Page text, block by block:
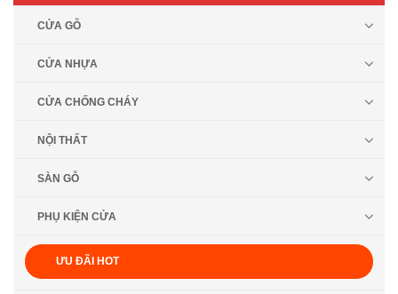
CỬA GỖ
CỬA NHỰA
CỬA CHỐNG CHÁY
NỘI THẤT
SÀN GỖ
PHỤ KIỆN CỬA
ƯU ĐÃI HOT